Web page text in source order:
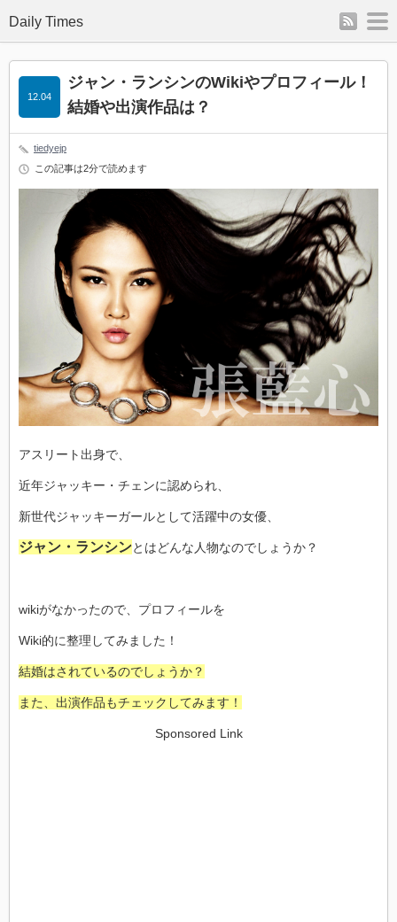
Daily Times rss
ジャン・ランシンのWikiやプロフィール！
結婚や出演作品は？
12.04
tiedyejp
この記事は2分で読めます
アスリート出身で、
近年ジャッキー・チェンに認められ、
新世代ジャッキーガールとして活躍中の女優、
ジャン・ランシンとはどんな人物なのでしょうか？
wikiがなかったので、プロフィールを
Wiki的に整理してみました！
結婚はされているのでしょうか？
また、出演作品もチェックしてみます！
Sponsored Link